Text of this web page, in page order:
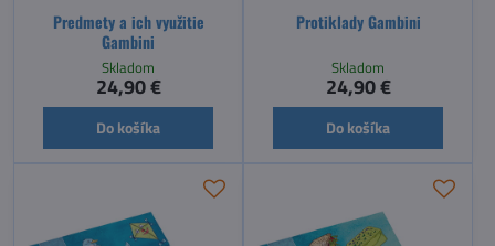
Predmety a ich využitie
Gambini
Skladom
24,90 €
Do košíka
Protiklady Gambini
Skladom
24,90 €
Do košíka